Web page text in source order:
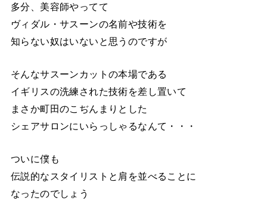
多分、美容師やってて
ヴィダル・サスーンの名前や技術を
知らない奴はいないと思うのですが
そんなサスーンカットの本場である
イギリスの洗練された技術を差し置いて
まさか町田のこぢんまりとした
シェアサロンにいらっしゃるなんて・・・
ついに僕も
伝説的なスタイリストと肩を並べることに
なったのでしょう